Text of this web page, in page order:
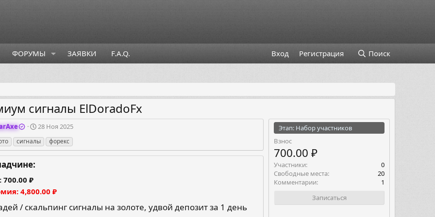
ФОРУМЫ ЗАЯВКИ F.A.Q. Вход Регистрация Поиск
сигналы ElDoradoFx
Д
т
а
а
н
28 Ноя 2025
сигналы форекс
700.00 ₽
4,800.00 ₽
/ скальпинг сигналы на золоте, удвой депозит за 1 день
Этап: Набор участников
Взнос
700.00 ₽
Участники
0
Свободные места
20
Комментарии
1
Записаться